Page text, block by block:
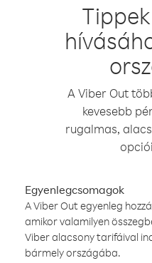
A Viber Out
kevesebb
rugalmas,
Egyenlegcsomagok
A Viber Out egyenleg
amikor valamilyen
Viber alacsony tarifáival
bármely országába.